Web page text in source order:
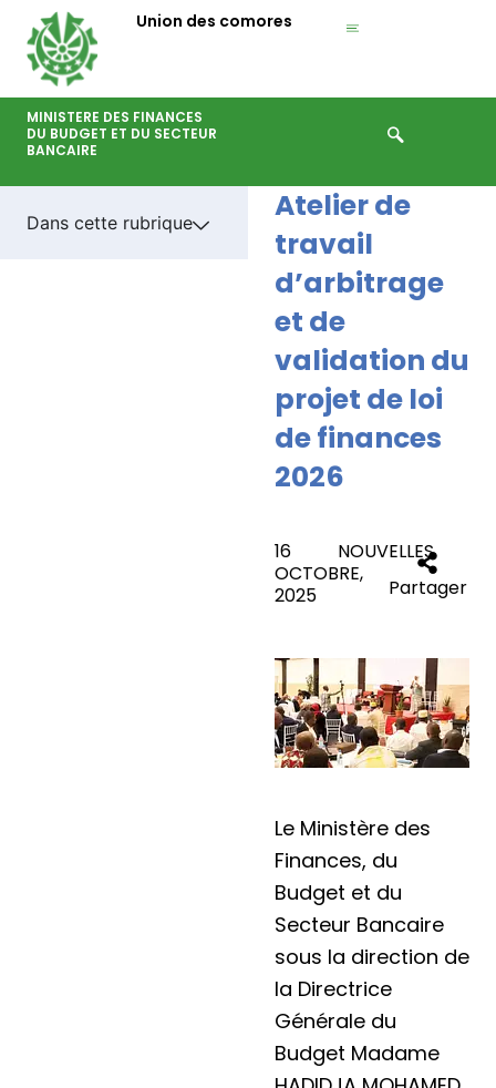
contenu
Union des comores
MINISTERE DES FINANCES
DU BUDGET ET DU SECTEUR
BANCAIRE
Dans cette rubrique
Atelier de
travail
d’arbitrage
et de
validation du
projet de loi
de finances
2026
16
OCTOBRE,
2025
NOUVELLES
Partager
Le Ministère des
Finances, du
Budget et du
Secteur Bancaire
sous la direction de
la Directrice
Générale du
Budget Madame